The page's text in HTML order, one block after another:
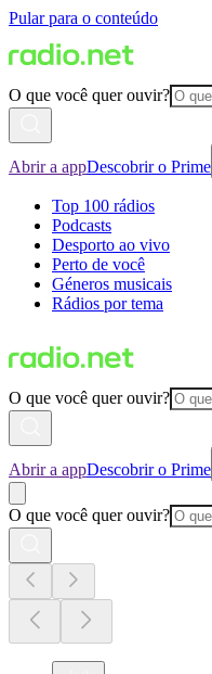
Pular para o conteúdo
O que você quer ouvir?
Abrir a appDescobrir o Prime
Top 100 rádios
Podcasts
Desporto ao vivo
Perto de você
Géneros musicais
Rádios por tema
O que você quer ouvir?
Abrir a appDescobrir o Prime
O que você quer ouvir?